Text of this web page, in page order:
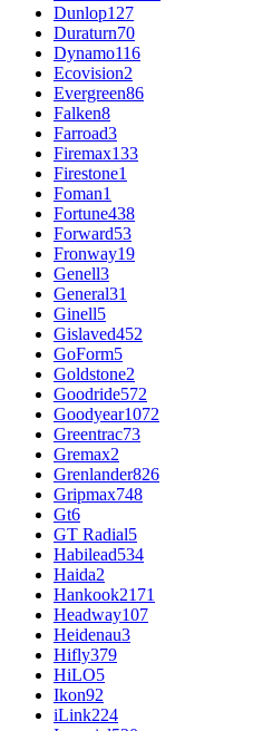
Dunlop127
Duraturn70
Dynamo116
Ecovision2
Evergreen86
Falken8
Farroad3
Firemax133
Firestone1
Foman1
Fortune438
Forward53
Fronway19
Genell3
General31
Ginell5
Gislaved452
GoForm5
Goldstone2
Goodride572
Goodyear1072
Greentrac73
Gremax2
Grenlander826
Gripmax748
Gt6
GT Radial5
Habilead534
Haida2
Hankook2171
Headway107
Heidenau3
Hifly379
HiLO5
Ikon92
iLink224